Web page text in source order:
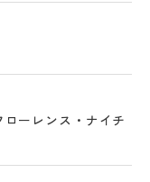
ーレンス・ナイチ